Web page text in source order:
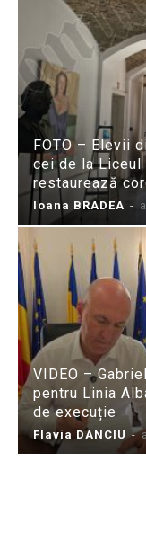
FOTO – Elevii
cei de la Liceul
restaurează
Ioana BRADEA -
VIDEO –
pentru Linia
de execuție
Flavia DANCIU -